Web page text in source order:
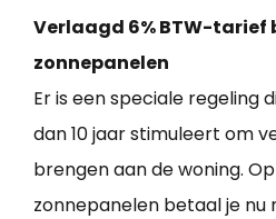
Verlaagd 6% BTW-tarief
zonnepanelen
Er is een speciale regeling
dan 10 jaar stimuleert om
brengen aan de woning.
zonnepanelen betaal je nu